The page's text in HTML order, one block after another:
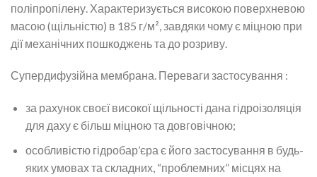
поліпропілену. Характеризується високою поверхневою
масою (щільністю) в 185 г/м², завдяки чому є міцною при
дії механічних пошкоджень та до розриву.
Супердифузійна мембрана. Переваги застосування :
за рахунок своєї високої щільності дана гідроізоляція
для даху є більш міцною та довговічною;
особливістю гідробар’єра є його застосування в будь-
яких умовах та складних, “проблемних” місцях на